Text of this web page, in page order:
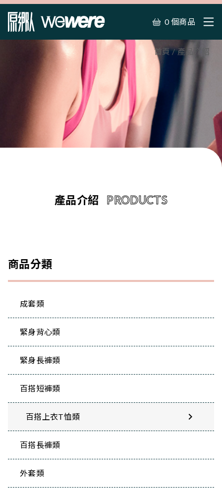
0 個商品
首頁 產品介紹
產品介紹 PRODUCTS
商品分類
成套類
緊身背心類
緊身長褲類
百搭短褲類
百搭上衣T恤類 
百搭長褲類
外套類